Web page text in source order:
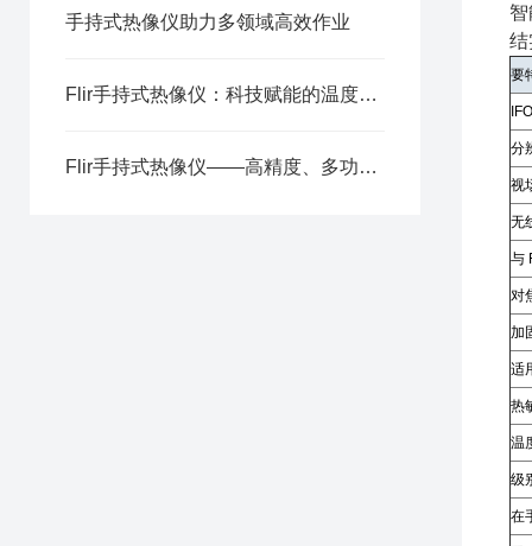
手持式热像仪助力多领域高效作业
Flir手持式热像仪：科技赋能的温度触手
Flir手持式热像仪——高精度、多功能的热成像工具
结
要
分
视
无
与
对
加
适
热
温
级
在